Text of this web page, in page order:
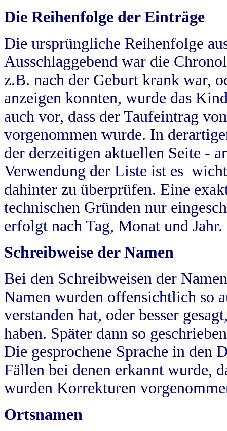
Die Reihenfolge der Einträge
Die ursprüngliche Reihenfolge
Ausschlaggebend war die
z.B. nach der Geburt krank war,
anzeigen konnten, wurde das
auch vor, dass der Taufeintrag
vorgenommen wurde. In
der derzeitigen aktuellen Seite -
Verwendung der Liste ist es
dahinter zu überprüfen. Eine
technischen Gründen nur
erfolgt nach Tag, Monat und Jahr.
Schreibweise der Namen
Bei den Schreibweisen der
Namen wurden offensichtlich so
verstanden hat, oder besser
haben. Später dann so
Die gesprochene Sprache in
Fällen bei denen erkannt wurde,
wurden Korrekturen
Ortsnamen